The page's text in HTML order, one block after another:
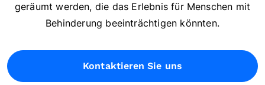
geräumt werden, die das Erlebnis für Menschen mit
Behinderung beeinträchtigen könnten.
Kontaktieren Sie uns